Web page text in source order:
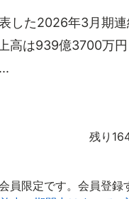
した2026年3月期
高は939億3700万
残り
員限定です。会員登録